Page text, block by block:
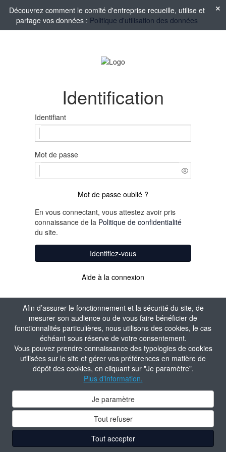
Afin d’assurer le fonctionnement et la sécurité du site, de
mesurer son audience ou de vous faire bénéficier de
fonctionnalités particulières, nous utilisons des cookies, le cas
échéant sous réserve de votre consentement.
Vous pouvez prendre connaissance des typologies de cookies
utilisées sur le site et gérer vos préférences en matière de
dépôt des cookies, en cliquant sur "Je paramètre".
Plus d'information.
Je paramètre
Tout refuser
Tout accepter
Découvrez comment le comité d'entreprise recueille, utilise et
partage vos données : Politique d'utilisation des données
Identification
Identifiant
Mot de passe
Mot de passe oublié ?
En vous connectant, vous attestez avoir pris
connaissance de la Politique de confidentialité
du site.
Identifiez-vous
Aide à la connexion